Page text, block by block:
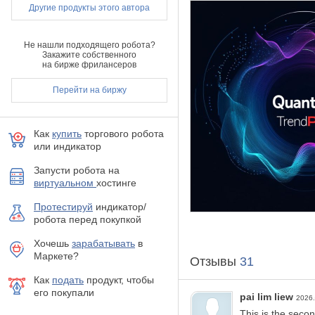
Другие продукты этого автора
Не нашли подходящего робота?
Закажите собственного
на бирже фрилансеров
Перейти на биржу
Как купить торгового робота
или индикатор
Запусти робота на
виртуальном хостинге
Протестируй индикатор/
робота перед покупкой
Хочешь зарабатывать в
Маркете?
Как подать продукт, чтобы
его покупали
сделку.
Независимо от того,
торговли с
***Купите Quantum
Рекомендации:
Таймфрейм:
Для
Валютные пары:
Тип счета: ECN,
Время брокера:
Брокеры: IC
графике и звуковое
Контакт
Отзывы 31
pai lim liew